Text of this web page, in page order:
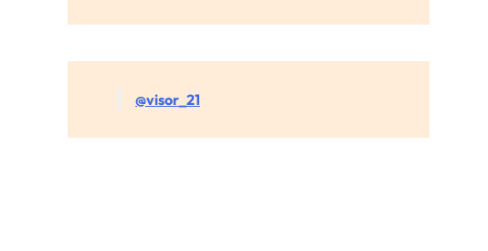
@visor_21